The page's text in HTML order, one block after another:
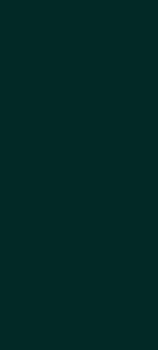
en France, en
arabe et signifie
"Bou" (qui est une
"père de" ou
de Dieu). Les
prénom peuvent
directe et la plus
préfixe "Bou".